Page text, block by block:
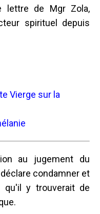
lettre de Mgr Zola,
spirituel depuis
Vierge sur la
au jugement du
condamner et
qu'il y trouverait de